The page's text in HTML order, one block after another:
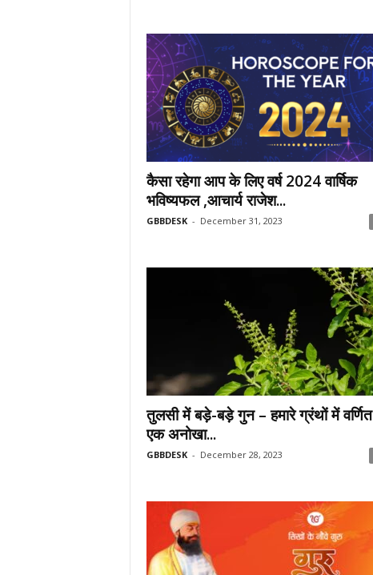
कैसा रहेगा आप के लिए वर्ष 2024 वार्षिक
भविष्यफल ,आचार्य राजेश...
GBBDESK - December 31, 2023
तुलसी में बड़े-बड़े गुन – हमारे ग्रंथों में वर्णित
एक अनोखा...
GBBDESK - December 28, 2023